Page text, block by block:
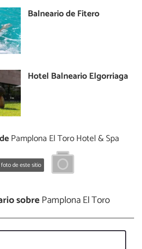
Balneario de Fitero
Hotel Balneario Elgorriaga
Pamplona El Toro Hotel & Spa
de este sitio
sobrePamplona El Toro